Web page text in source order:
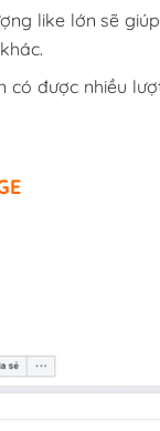
like lớn sẽ
có được nhiều